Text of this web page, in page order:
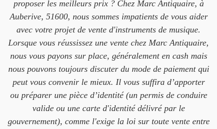
proposer les meilleurs prix ? Chez Marc Antiquaire, à
Auberive, 51600, nous sommes impatients de vous aider
avec votre projet de vente d'instruments de musique.
Lorsque vous réussissez une vente chez Marc Antiquaire,
nous vous payons sur place, généralement en cash mais
nous pouvons toujours discuter du mode de paiement qui
peut vous convenir le mieux. Il vous suffira d’apporter
ou préparer une pièce d’identité (un permis de conduire
valide ou une carte d'identité délivré par le
gouvernement), comme l'exige la loi sur toute vente entre